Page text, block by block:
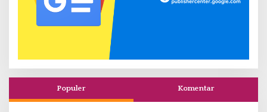
Populer Komentar